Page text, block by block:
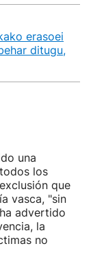
erasoei
ditugu,
una
los
que
vasca, "sin
advertido
la
no